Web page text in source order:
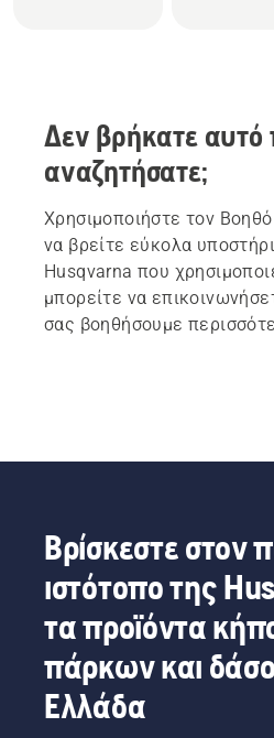
Δεν βρήκατε αυτό
αναζητήσατε;
Χρησιμοποιήστε τον
να βρείτε εύκολα
Husqvarna που
μπορείτε να
σας βοηθήσουμε
Βρίσκεστε στον
ιστότοπο της
τα προϊόντα
πάρκων και
Ελλάδα